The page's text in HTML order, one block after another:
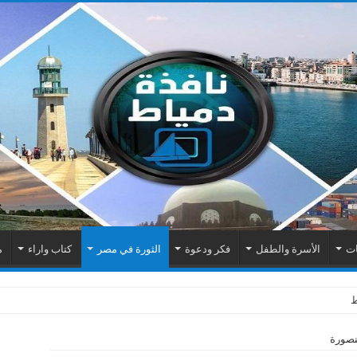
الأسرة والطفل فكر ودعوة الثورة في مصر كتاب واراء
الكهربائية بمنطقة المطرى